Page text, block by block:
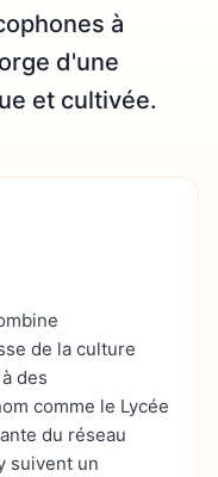
à
d'une
et cultivée.
de la culture
des
comme le Lycée
du réseau
suivent un